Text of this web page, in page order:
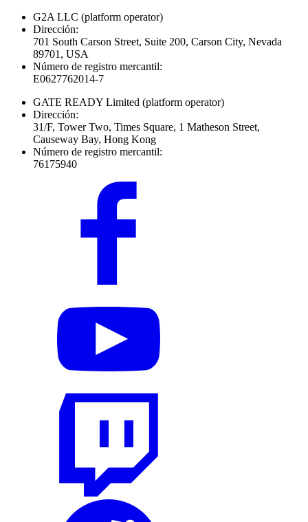
G2A LLC (platform operator)
Dirección:
701 South Carson Street, Suite 200, Carson City, Nevada
89701, USA
Número de registro mercantil:
E0627762014-7
GATE READY Limited (platform operator)
Dirección:
31/F, Tower Two, Times Square, 1 Matheson Street,
Causeway Bay, Hong Kong
Número de registro mercantil:
76175940